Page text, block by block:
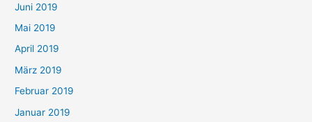
Juni 2019
Mai 2019
April 2019
März 2019
Februar 2019
Januar 2019